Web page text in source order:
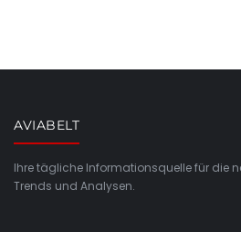
AVIABELT
Ihre tägliche Informationsquelle für die
Trends und Analysen.